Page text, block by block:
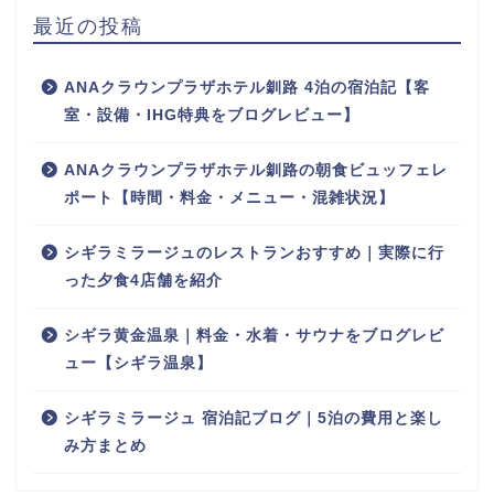
最近の投稿
ANAクラウンプラザホテル釧路 4泊の宿泊記【客
室・設備・IHG特典をブログレビュー】
ANAクラウンプラザホテル釧路の朝食ビュッフェレ
ポート【時間・料金・メニュー・混雑状況】
シギラミラージュのレストランおすすめ｜実際に行
った夕食4店舗を紹介
シギラ黄金温泉｜料金・水着・サウナをブログレビ
ュー【シギラ温泉】
シギラミラージュ 宿泊記ブログ｜5泊の費用と楽し
み方まとめ